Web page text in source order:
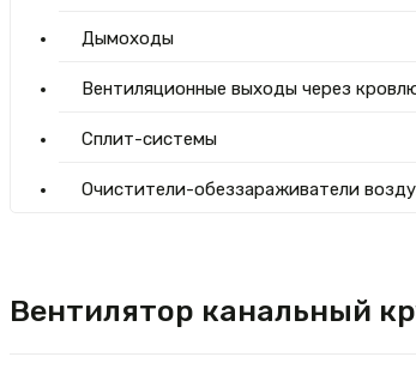
Дымоходы
Вентиляционные выходы через
Сплит-системы
Очистители-обеззараживатели
Вентилятор канальный